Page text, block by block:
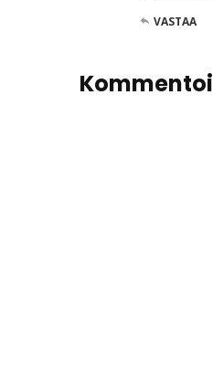
VASTAA
Kommentoi